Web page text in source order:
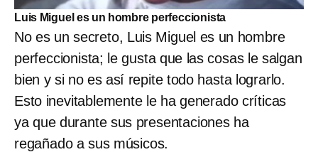
Luis Miguel es un hombre perfeccionista
No es un secreto, Luis Miguel es un hombre
perfeccionista; le gusta que las cosas le salgan
bien y si no es así repite todo hasta lograrlo.
Esto inevitablemente le ha generado críticas
ya que durante sus presentaciones ha
regañado a sus músicos.